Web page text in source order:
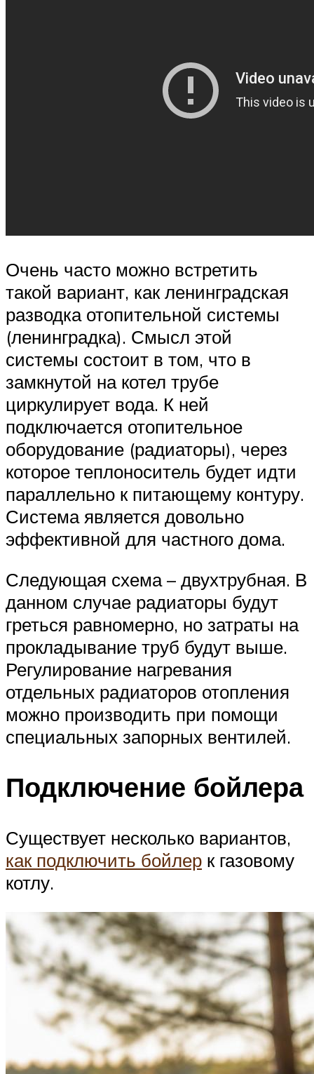
Очень часто можно встретить
такой вариант, как ленинградская
разводка отопительной системы
(ленинградка). Смысл этой
системы состоит в том, что в
замкнутой на котел трубе
циркулирует вода. К ней
подключается отопительное
оборудование (радиаторы), через
которое теплоноситель будет идти
параллельно к питающему контуру.
Система является довольно
эффективной для частного дома.
Следующая схема – двухтрубная. В
данном случае радиаторы будут
греться равномерно, но затраты на
прокладывание труб будут выше.
Регулирование нагревания
отдельных радиаторов отопления
можно производить при помощи
специальных запорных вентилей.
Подключение бойлера
Существует несколько вариантов,
как подключить бойлер к газовому
котлу.